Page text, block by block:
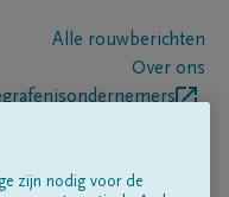
Alle rouwberichten
Over ons
zijn nodig voor de